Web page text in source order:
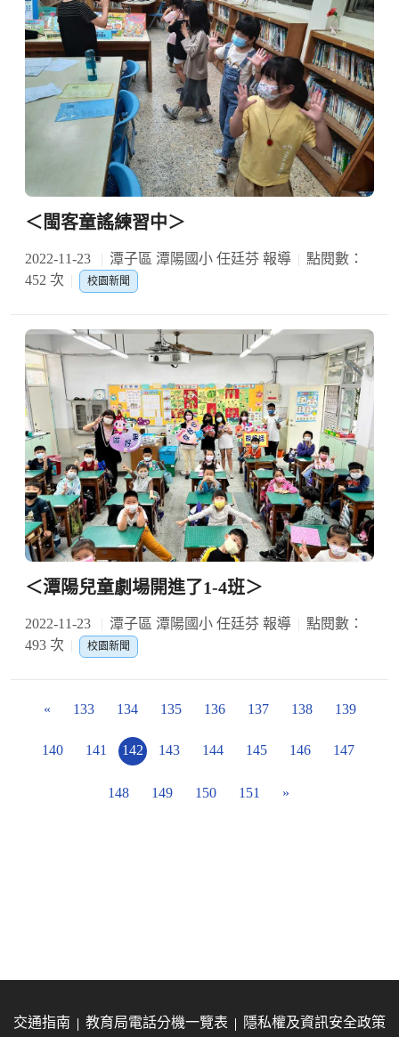
＜閩客童謠練習中＞
2022-11-23 潭子區 潭陽國小 任廷芬 報導
點閱數：
452 次
校園新聞
＜潭陽兒童劇場開進了1-4班＞
2022-11-23 潭子區 潭陽國小 任廷芬 報導
點閱數：
493 次
校園新聞
« 133 134 135 136 137 138 139
140 141 142 143 144 145 146 147
148 149 150 151 »
交通指南 教育局電話分機一覽表 隱私權及資訊安全政策